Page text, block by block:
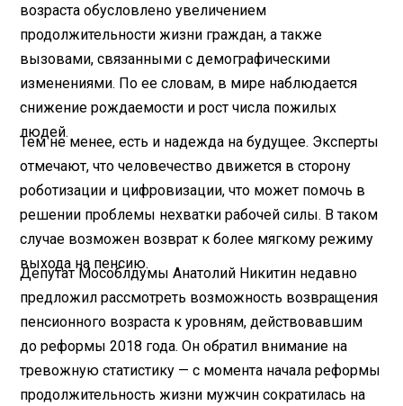
возраста обусловлено увеличением
продолжительности жизни граждан, а также
вызовами, связанными с демографическими
изменениями. По ее словам, в мире наблюдается
снижение рождаемости и рост числа пожилых
людей.
Тем не менее, есть и надежда на будущее. Эксперты
отмечают, что человечество движется в сторону
роботизации и цифровизации, что может помочь в
решении проблемы нехватки рабочей силы. В таком
случае возможен возврат к более мягкому режиму
выхода на пенсию.
Депутат Мособлдумы Анатолий Никитин недавно
предложил рассмотреть возможность возвращения
пенсионного возраста к уровням, действовавшим
до реформы 2018 года. Он обратил внимание на
тревожную статистику — с момента начала реформы
продолжительность жизни мужчин сократилась на